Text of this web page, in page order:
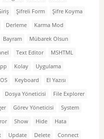
Şifreli Form
Şifre Koyma
Derleme
Karma Mod
Bayram
Mübarek Olsun
Text Editor
MSHTML
Kolay
Uygulama
Keyboard
El Yazısı
Dosya Yöneticisi
File Explorer
Görev Yöneticisi
System
Show Hide
Hata
Update Delete
Connect